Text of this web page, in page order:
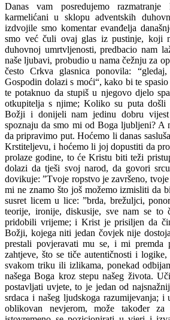
Danas vam posredujemo
karmelićani u sklopu adventskih
izdvojile smo komentar evanđelja
smo već čuli ovaj glas iz pustinje, koji
duhovnoj umrtvljenosti, predbacio nam
naše ljubavi, probudio u nama čežnju za
često Crkva glasnica ponovila:
Gospodin dolazi s moći“, kako bi te
te potaknuo da stupiš u njegovo djelo
otkupitelja s njime; Koliko su puta došli
Božji i donijeli nam jedinu dobru
spoznaju da smo mi od Boga ljubljeni? A
da pripravimo put. Hoćemo li danas
Krstiteljevu, i hoćemo li joj dopustiti da
prolaze godine, to će Kristu biti teži
dolazi da tješi svoj narod, da govori
dovikuje: ”Tvoje ropstvo je završeno,
mi ne znamo što još možemo izmisliti da
susret licem u lice: ”brda, brežuljci,
teorije, ironije, diskusije, sve nam se to
pridobili vrijeme; i Krist je prisiljen da
Božji, kojega niti jedan čovjek nije
prestali povjeravati mu se, i mi premda
zahtjeve, što se tiče autentičnosti i
svakom triku ili izlikama, ponekad
našega Boga kroz stepu našeg života.
postavljati uvjete, to je jedan od
srdaca i našeg ljudskoga razumijevanja;
oblikovan nevjerom, može također za